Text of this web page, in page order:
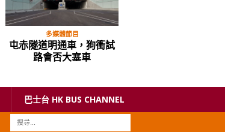
多媒體節目
屯赤隧道明通車，狗衝試
路會否大塞車
巴士台 HK BUS CHANNEL